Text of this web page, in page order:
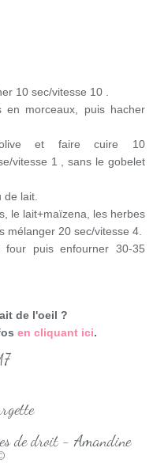
10 sec/vitesse 10 .
en morceaux, puis hacher
et faire cuire 10
vitesse 1 , sans le gobelet
de lait.
le lait+maïzena, les herbes
mélanger 20 sec/vitesse 4.
puis enfourner 30-35
de l'oeil ?
en cliquant ici.
de droit - Amandine